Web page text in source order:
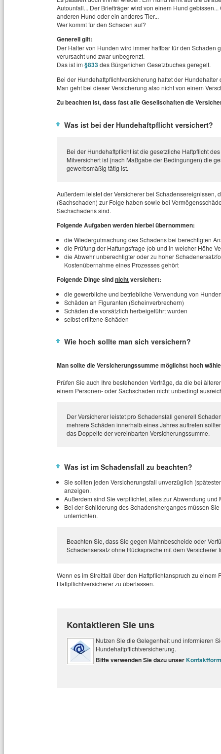
Autounfall... Der Briefträger wird von einem Hund
anderen Hund oder ein anderes Tier...
Wer kommt für den Schaden auf?
Generell gilt:
Der Halter von Hunden wird immer haftbar für den Schaden
verursacht und zwar unbegrenzt.
Das ist im §833des Bürgerlichen Gesetzbuches geregelt.
Bei der Hundehaftpflichtversicherung haftet der
Man geht bei dieser Versicherung also nicht von einem
Zu beachten ist, dass fast alle Gesellschaften die
Was ist bei der Hundehaftpflicht versichert?
Bei der Hundehaftpflicht ist die gesetzliche Haftpflicht
Mitversichert ist (nach Maßgabe der Bedingungen) die
gewerbsmäßig tätig ist.
Außerdem leistet der Versicherer bei Schadensereignissen,
(Sachschaden) zur Folge haben sowie bei
Sachschadens sind.
Folgende Aufgaben werden hierbei übernommen:
die Wiedergutmachung des Schadens bei berechtigten
die Prüfung der Haftungsfrage (ob und in welcher Höhe
die Abwehr unberechtigter oder zu hoher
Kostenübernahme eines Prozesses gehört
Folgende Dinge sindnichtversichert:
die gewerbliche und betriebliche Verwendung von
Schäden an Figuranten (Scheinverbrechern)
Schäden die vorsätzlich herbeigeführt wurden
selbst erlittene Schäden
Wie hoch sollte man sich versichern?
Man sollte die Versicherungssumme möglichst hoch
Prüfen Sie auch Ihre bestehenden Verträge, da die bei
einem Personen- oder Sachschaden nicht unbedingt
Der Versicherer leistet pro Schadensfall generell
mehrere Schäden innerhalb eines Jahres auftreten
das Doppelte der vereinbarten Versicherungssumme.
Was ist im Schadensfall zu beachten?
Sie sollten jeden Versicherungsfall unverzüglich
anzeigen.
Außerdem sind Sie verpflichtet, alles zur Abwendung
Bei der Schilderung des Schadensherganges müssen
unterrichten.
Beachten Sie, dass Sie gegen Mahnbescheide oder
Schadensersatz ohne Rücksprache mit dem Versicherer
Wenn es im Streitfall über den Haftpflichtanspruch zu einem
Haftpflichtversicherer zu überlassen.
Kontaktieren Sie uns
Nutzen Sie die Gelegenheit und informieren
Hundehaftpflichtversicherung.
Bitte verwenden Sie dazu unser